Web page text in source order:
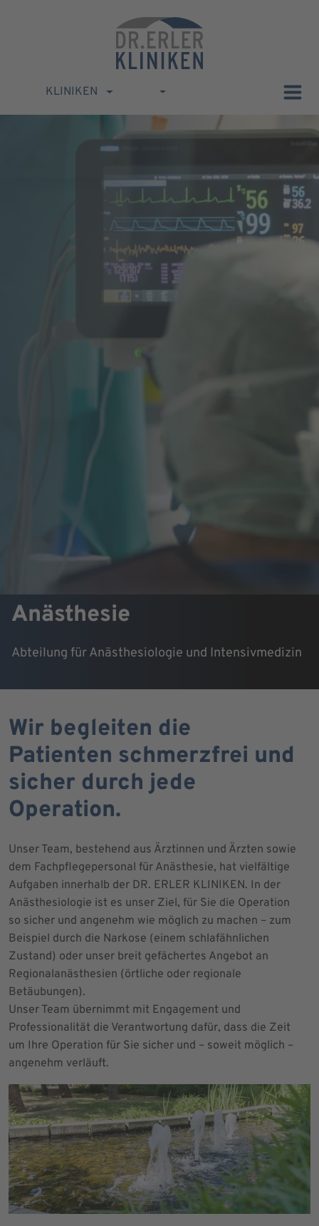
KLINIKEN
Anästhesie
Abteilung für Anästhesiologie und Intensivmedizin
Wir begleiten die
Patienten schmerzfrei und
sicher durch jede
Operation.
Unser Team, bestehend aus Ärztinnen und Ärzten sowie
dem Fachpflegepersonal für Anästhesie, hat vielfältige
Aufgaben innerhalb der DR. ERLER KLINIKEN. In der
Anästhesiologie ist es unser Ziel, für Sie die Operation
so sicher und angenehm wie möglich zu machen – zum
Beispiel durch die Narkose (einem schlafähnlichen
Zustand) oder unser breit gefächertes Angebot an
Regionalanästhesien (örtliche oder regionale
Betäubungen).
Unser Team übernimmt mit Engagement und
Professionalität die Verantwortung dafür, dass die Zeit
um Ihre Operation für Sie sicher und – soweit möglich –
angenehm verläuft.